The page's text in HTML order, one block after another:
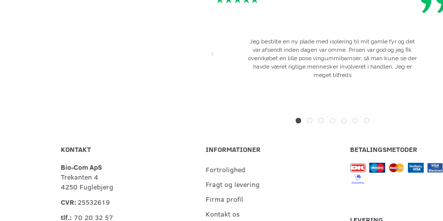
Jeg bestilte en ny plade med isolering til mit gamle fyr og det
var afsendt inden dagen var omme. Prisen var god og jeg fik
ovenikøbet en lille pose vingummibamser, så man kune se der
havde været rigtige mennesker involveret i handlen. Jeg er
meget tilfreds
KONTAKT
Bio-Com ApS
Trekanten 4
4250 Fuglebjerg
CVR: 25532619
tlf.: 70 20 32 57
INFORMATIONER
Fortrolighed
Fragt og levering
Firma profil
Kontakt os
BETALINGSMETODER